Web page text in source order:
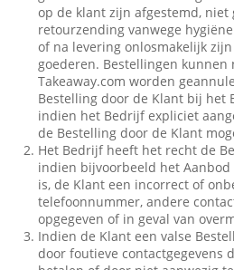
op de klant zijn afgestemd, niet
retourzending vanwege
of na levering onlosmakelijk
goederen. Bestellingen
Takeaway.com worden
Bestelling door de Klant bij het
indien het Bedrijf expliciet
de Bestelling door de Klant
Het Bedrijf heeft het recht de
indien bijvoorbeeld het
is, de Klant een incorrect of
telefoonnummer, andere
opgegeven of in geval van
Indien de Klant een valse
door foutieve contactgegevens